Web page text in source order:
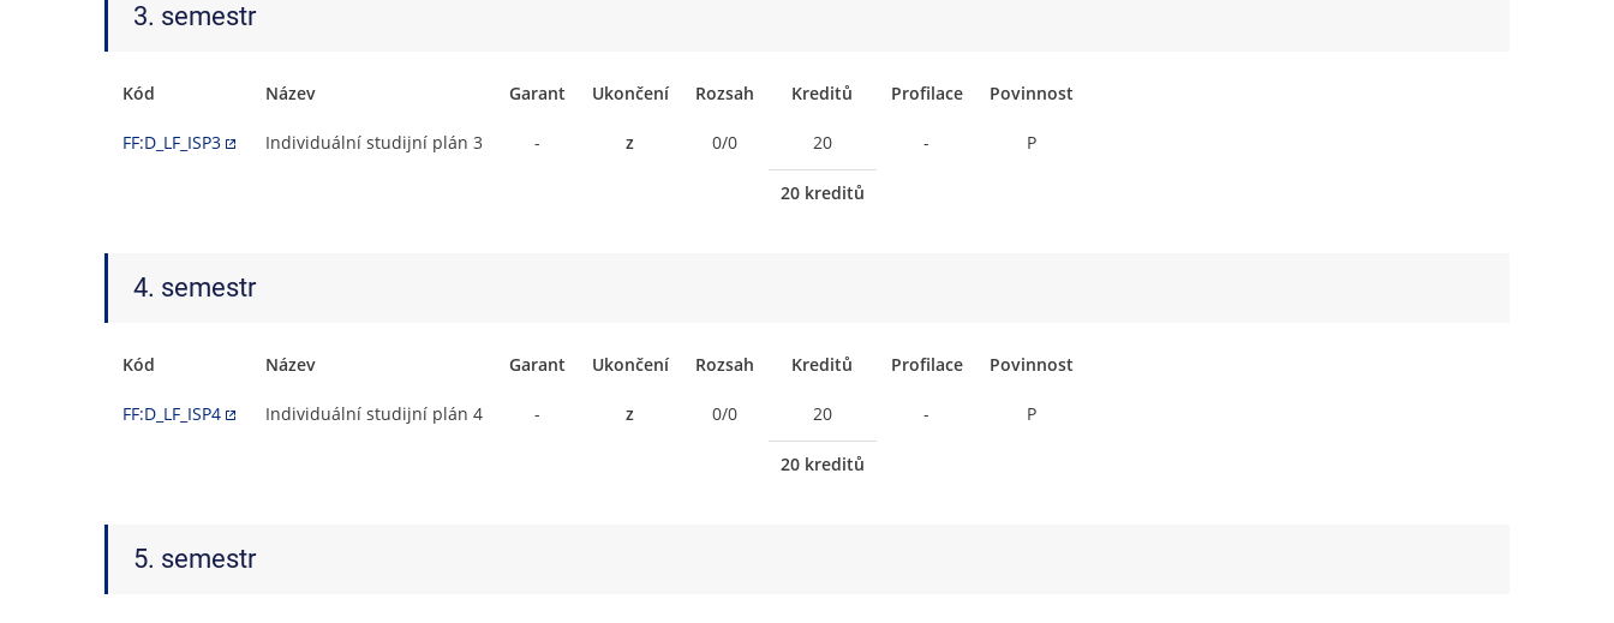
3. semestr
Kód Název Garant Ukončení Rozsah Kreditů Profilace Povinnost
FF:D_LF_ISP3 Individuální studijní plán 3 - z 0/0 20 - P
20 kreditů
4. semestr
Kód Název Garant Ukončení Rozsah Kreditů Profilace Povinnost
FF:D_LF_ISP4 Individuální studijní plán 4 - z 0/0 20 - P
20 kreditů
5. semestr